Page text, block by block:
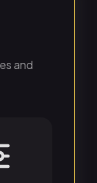
and